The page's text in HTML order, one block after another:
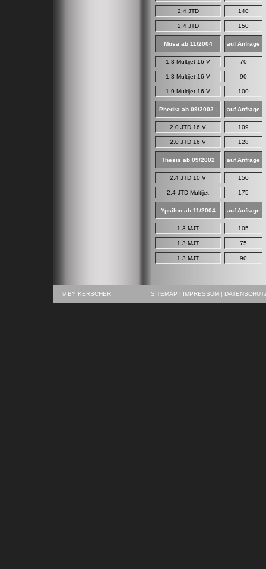
2.4 JTD 140
2.4 JTD 150
Musa ab 11/2004 auf Anfrage
1.3 Multijet 16 V 70
1.3 Multijet 16 V 90
1.9 Multijet 16 V 100
Phedra ab 09/2002 - auf Anfrage
2.0 JTD 16 V 109
2.0 JTD 16 V 128
Thesis ab 09/2002 auf Anfrage
2.4 JTD 10 V 150
2.4 JTD Multijet 175
Ypsilon ab 11/2004 auf Anfrage
1.3 MJT 105
1.3 MJT 75
1.3 MJT 90
© BY KERSCHER SITEMAP | IMPRESSUM |